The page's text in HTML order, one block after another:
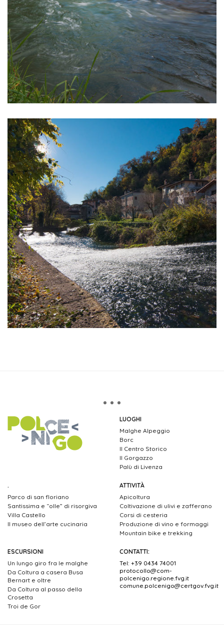
LUOGHI
Malghe Alpeggio
Borc
Il Centro Storico
Il Gorgazzo
Palù di Livenza
.
Parco di san floriano
Santissima e “olle” di risorgiva
Villa Castello
Il museo dell’arte cucinaria
ATTIVITÀ
Apicoltura
Coltivazione di ulivi e zafferano
Corsi di cesteria
Produzione di vino e formaggi
Mountain bike e trekking
ESCURSIONI
Un lungo giro fra le malghe
Da Coltura a casera Busa
Bernart e oltre
Da Coltura al passo della
Crosetta
Troi de Gor
CONTATTI:
Tel: +39 0434 74001
protocollo@com-
polcenigo.regione.fvg.it
comune.polcenigo@certgov.fvg.it